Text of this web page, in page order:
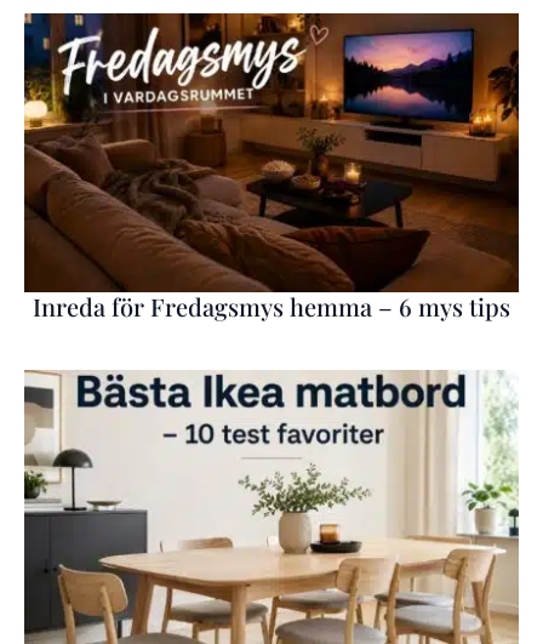
Inreda för Fredagsmys hemma – 6 mys tips